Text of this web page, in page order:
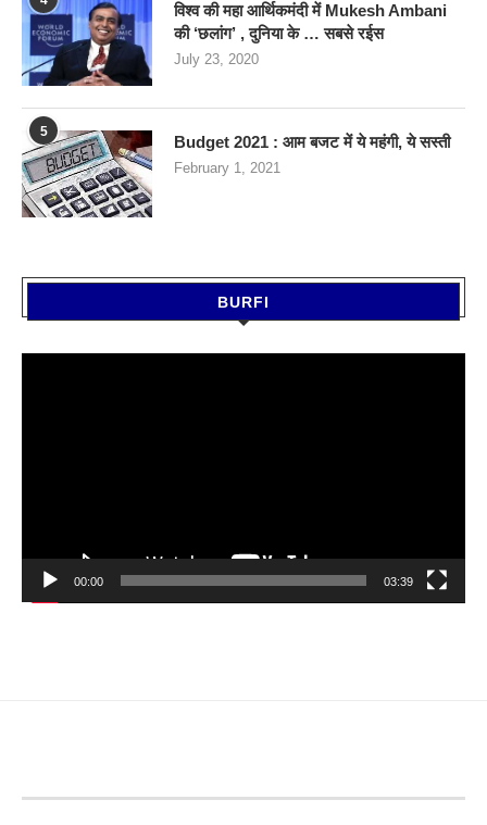
विश्व की महा आर्थिकमंदी में Mukesh Ambani
की ‘छलांग’ , दुनिया के … सबसे रईस
July 23, 2020
5
Budget 2021 : आम बजट में ये महंगी, ये सस्‍ती
February 1, 2021
BURFI
00:00 03:39